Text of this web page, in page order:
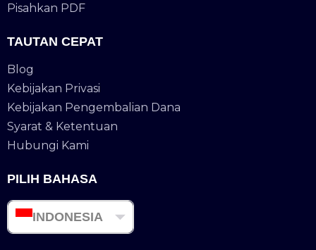
Pisahkan PDF
TAUTAN CEPAT
Blog
Kebijakan Privasi
Kebijakan Pengembalian Dana
Syarat & Ketentuan
Hubungi Kami
PILIH BAHASA
INDONESIA